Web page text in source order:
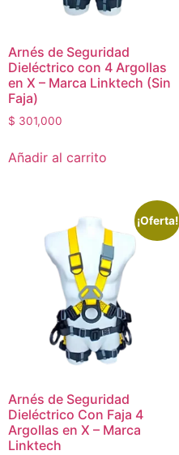
Arnés de Seguridad
Dieléctrico con 4 Argollas
en X – Marca Linktech (Sin
Faja)
$ 301,000
Añadir al carrito
¡Oferta!
Arnés de Seguridad
Dieléctrico Con Faja 4
Argollas en X – Marca
Linktech